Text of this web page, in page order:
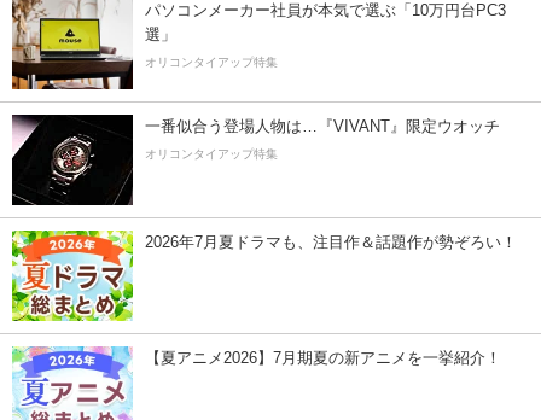
パソコンメーカー社員が本気で選ぶ「10万円台PC3
選」
オリコンタイアップ特集
一番似合う登場人物は…『VIVANT』限定ウオッチ
オリコンタイアップ特集
2026年7月夏ドラマも、注目作＆話題作が勢ぞろい！
【夏アニメ2026】7月期夏の新アニメを一挙紹介！